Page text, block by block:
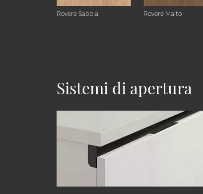
Rovere Sabbia Rovere Malto
Sistemi di apertura